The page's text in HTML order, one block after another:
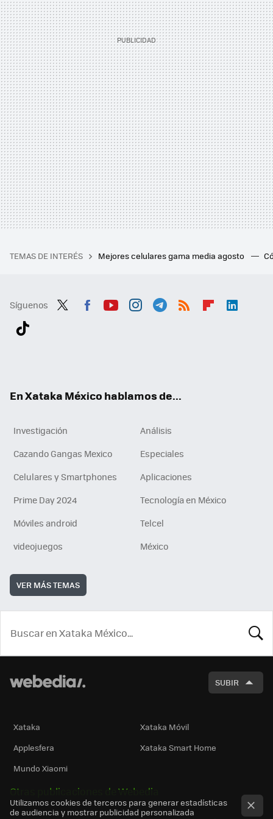
TEMAS DE INTERÉS Mejores celulares gama media agosto
Síguenos
En Xataka México hablamos de...
Investigación
Análisis
Cazando Gangas Mexico
Especiales
Celulares y Smartphones
Aplicaciones
Prime Day 2024
Tecnología en México
Móviles android
Telcel
videojuegos
México
VER MÁS TEMAS
SUBIR
Xataka
Xataka Móvil
Applesfera
Xataka Smart Home
Mundo Xiaomi
Otras publicaciones de Webedia
Utilizamos cookies de terceros para generar estadísticas
de audiencia y mostrar publicidad personalizada